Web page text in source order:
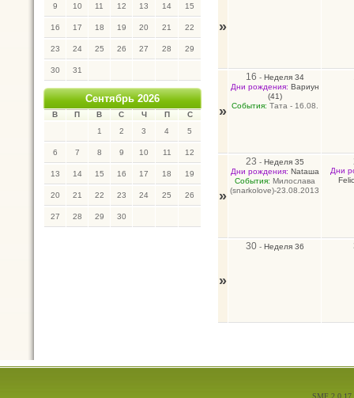
9 10 11 12 13 14 15
16 17 18 19 20 21 22
23 24 25 26 27 28 29
30 31
Сентябрь 2026
В П В С Ч П
С
1
2 3 4 5
6 7 8 9 10 11 12
13 14 15 16 17 18 19
20 21 22 23 24 25 26
27 28 29 30
»
»
16 - Неделя 34
Дни рождения: Вариун
(41)
События: Тата - 16.08.
»
23 - Неделя 35
Дни рождения: Nataшa
События: Милослава
(snarkolove)-23.08.2013
Дни
»
30- Неделя 36
SMF 2.0.17